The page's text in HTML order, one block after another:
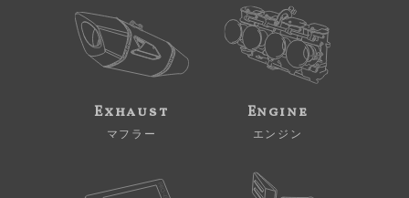
Exhaust
マフラー
Engine
エンジン